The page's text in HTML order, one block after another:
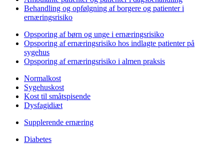
Behandling og opfølgning af borgere og patienter i
ernæringsrisiko
Opsporing af børn og unge i ernæringsrisiko
Opsporing af ernæringsrisiko hos indlagte patienter på
sygehus
Opsporing af ernæringsrisiko i almen praksis
Normalkost
Sygehuskost
Kost til småtspisende
Dysfagidiæt
Supplerende ernæring
Diabetes